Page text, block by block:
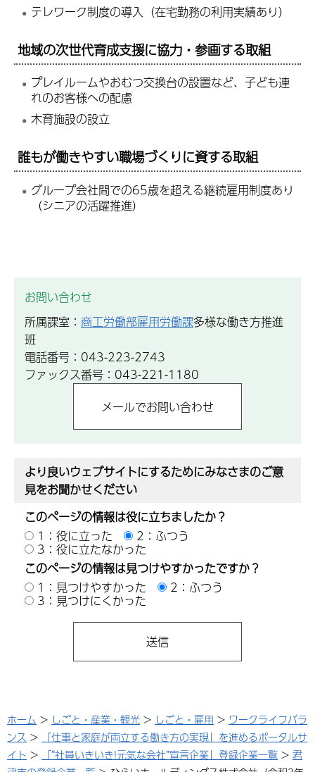
テレワーク制度の導入（在宅勤務の利用実績あり）
地域の次世代育成支援に協力・参画する取組
プレイルームやおむつ交換台の設置など、子ども連
れのお客様への配慮
木育施設の設立
誰もが働きやすい職場づくりに資する取組
グループ会社間での65歳を超える継続雇用制度あり
（シニアの活躍推進）
お問い合わせ
所属課室： 商工労働部雇用労働課多様な働き方推進
班
電話番号：043-223-2743
ファックス番号：043-221-1180
より良いウェブサイトにするためにみなさまのご意
見をお聞かせください
このページの情報は役に立ちましたか？
1：役に立った
2：ふつう
3：役に立たなかった
このページの情報は見つけやすかったですか？
1：見つけやすかった
2：ふつう
3：見つけにくかった
ホーム > しごと・産業・観光 > しごと・雇用 > ワークライフバラ
ンス >
「仕事と家庭が両立する働き方の実現」を進めるポータルサ
イト > 「“社員いきいき!元気な会社”宣言企業」登録企業一覧 > 君